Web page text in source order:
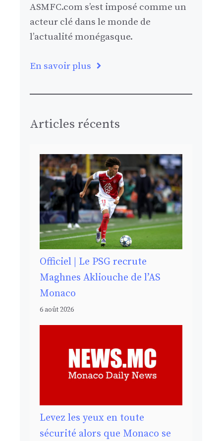
ASMFC.com s’est imposé comme un
acteur clé dans le monde de
l’actualité monégasque.
En savoir plus
Articles récents
Officiel | Le PSG recrute
Maghnes Akliouche de l’AS
Monaco
6 août 2026
Levez les yeux en toute
sécurité alors que Monaco se